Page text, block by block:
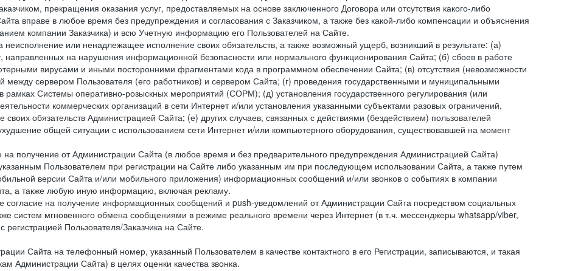
прекращения оказания услуг, предоставляемых на основе заключенного Договора или отсутствия какого-либо
вправе в любое время без предупреждения и согласования с Заказчиком, а также без какой-либо компенсации и объяснения
компании Заказчика) и всю Учетную информацию его Пользователей на Сайте.
неисполнение или ненадлежащее исполнение своих обязательств, а также возможный ущерб, возникший в результате: (а)
направленных на нарушения информационной безопасности или нормального функционирования Сайта; (б) сбоев в работе
вирусами и иными посторонними фрагментами кода в программном обеспечении Сайта; (в) отсутствия (невозможности
сервером Пользователя (его работников) и сервером Сайта; (г) проведения государственными и муниципальными
Системы оперативно-розыскных мероприятий (СОРМ); (д) установления государственного регулирования (или
коммерческих организаций в сети Интернет и/или установления указанными субъектами разовых ограничений,
обязательств Администрацией Сайта; (е) других случаев, связанных с действиями (бездействием) пользователей
общей ситуации с использованием сети Интернет и/или компьютерного оборудования, существовавшей на момент
получение от Администрации Сайта (в любое время и без предварительного предупреждения Администрацией Сайта)
Пользователем при регистрации на Сайте либо указанным им при последующем использовании Сайта, а также путем
версии Сайта и/или мобильного приложения) информационных сообщений и/или звонков о событиях в компании
а также любую иную информацию, включая рекламу.
согласие на получение информационных сообщений и push-уведомлений от Администрации Сайта посредством социальных
систем мгновенного обмена сообщениями в режиме реального времени через Интернет (в т.ч. мессенджеры whatsapp/viber,
Пользователя/Заказчика на Сайте.
Сайта на телефонный номер, указанный Пользователем в качестве контактного в его Регистрации, записываются, и такая
Администрации Сайта) в целях оценки качества звонка.